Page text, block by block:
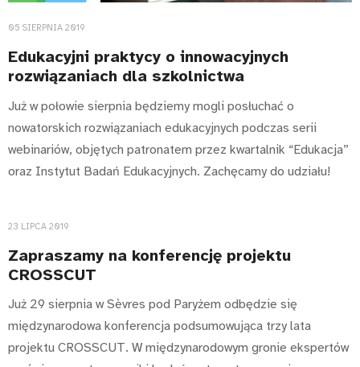
05 SIERPNIA 2019
Edukacyjni praktycy o innowacyjnych
rozwiązaniach dla szkolnictwa
Już w połowie sierpnia będziemy mogli posłuchać o
nowatorskich rozwiązaniach edukacyjnych podczas serii
webinariów, objętych patronatem przez kwartalnik “Edukacja”
oraz Instytut Badań Edukacyjnych. Zachęcamy do udziału!
23 LIPCA 2019
Zapraszamy na konferencję projektu
CROSSCUT
Już 29 sierpnia w Sèvres pod Paryżem odbędzie się
międzynarodowa konferencja podsumowująca trzy lata
projektu CROSSCUT. W międzynarodowym gronie ekspertów